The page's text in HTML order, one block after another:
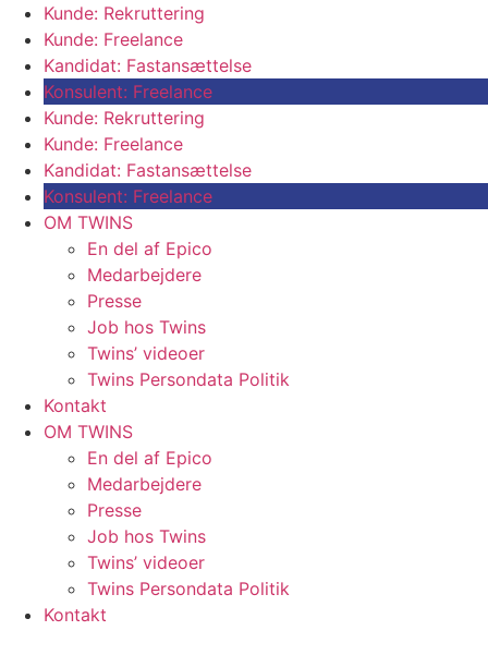
Kunde: Rekruttering
Kunde: Freelance
Kandidat: Fastansættelse
Konsulent: Freelance
Kunde: Rekruttering
Kunde: Freelance
Kandidat: Fastansættelse
Konsulent: Freelance
OM TWINS
En del af Epico
Medarbejdere
Presse
Job hos Twins
Twins’ videoer
Twins Persondata Politik
Kontakt
OM TWINS
En del af Epico
Medarbejdere
Presse
Job hos Twins
Twins’ videoer
Twins Persondata Politik
Kontakt